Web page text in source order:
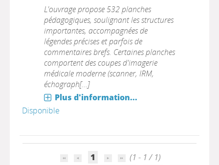
L'ouvrage propose 532 planches
pédagogiques, soulignant les structures
importantes, accompagnées de
légendes précises et parfois de
commentaires brefs. Certaines planches
comportent des coupes d'imagerie
médicale moderne (scanner, IRM,
échograph[...]
Plus d'information...
Disponible
1
(1 - 1 / 1)